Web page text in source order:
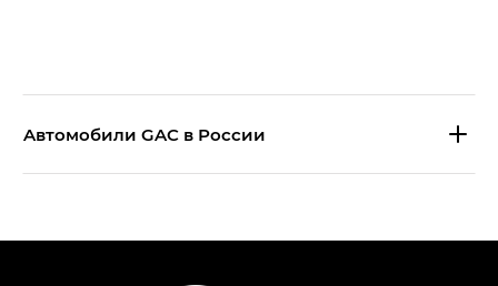
Aвтомобили GAC в России
Эс Икс ПРЕМИУМ — SX PREMIUM